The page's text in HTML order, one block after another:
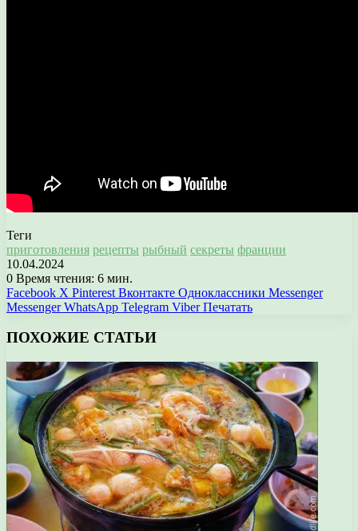
Теги
приготовления рецепты рыбный секреты франции
10.04.2024
0 Время чтения: 6 мин.
Facebook X Pinterest Вконтакте Одноклассники Messenger
Messenger WhatsApp Telegram Viber Печатать
ПОХОЖИЕ СТАТЬИ